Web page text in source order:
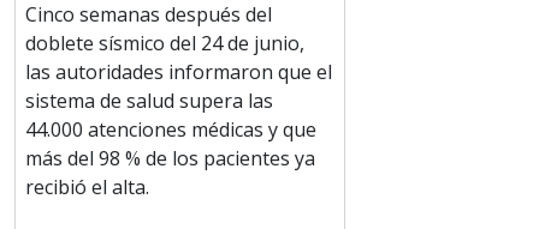
Cinco semanas después del
doblete sísmico del 24 de junio,
las autoridades informaron que el
sistema de salud supera las
44.000 atenciones médicas y que
más del 98 % de los pacientes ya
recibió el alta.